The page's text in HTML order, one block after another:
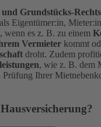
Grundstücks-
Eigentümer:in,
wenn es z. B. zu einem
Vermieter kommt
droht. Zudem
, wie z. B. dem
Prüfung Ihrer